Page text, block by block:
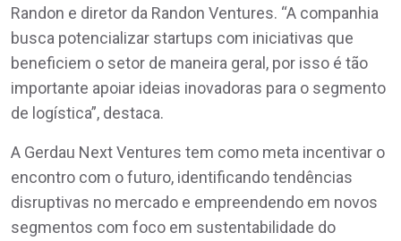
Randon e diretor da Randon Ventures. “A companhia
busca potencializar startups com iniciativas que
beneficiem o setor de maneira geral, por isso é tão
importante apoiar ideias inovadoras para o segmento
de logística”, destaca.
A Gerdau Next Ventures tem como meta incentivar o
encontro com o futuro, identificando tendências
disruptivas no mercado e empreendendo em novos
segmentos com foco em sustentabilidade do